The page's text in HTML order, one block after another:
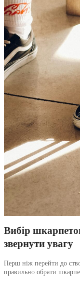
Вибір
звернути увагу
Перш ніж перейти до
правильно обрати